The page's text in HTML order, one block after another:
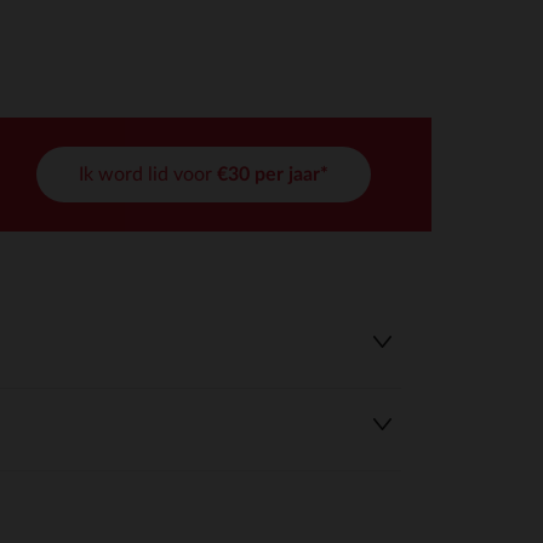
Ik word lid voor €30 per jaar*